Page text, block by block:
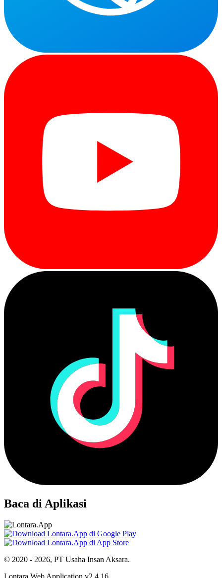
Baca di Aplikasi
© 2020 - 2026, PT Usaha Insan Aksara.
Lontara Web Application v2.4.16